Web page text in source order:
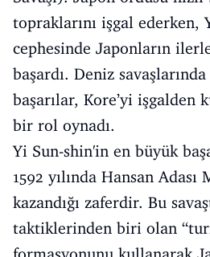
topraklarını işgal ederken,
cephesinde Japonların
başardı. Deniz
başarılar, Kore’yi
bir rol oynadı.
Yi Sun-shin'in en büyük
1592 yılında Hansan Adası
kazandığı zaferdir. Bu
taktiklerinden biri olan